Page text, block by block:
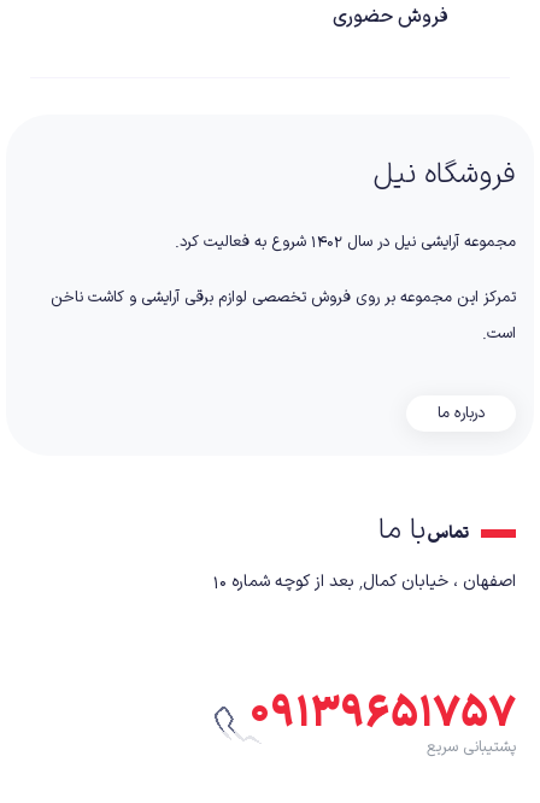
فروش حضوری
فروشگاه نیل
مجموعه آرایشی نیل در سال ۱۴۰۲ شروع به فعالیت کرد.
تمرکز این مجموعه بر روی فروش تخصصی لوازم برقی آرایشی و کاشت ناخن
است.
درباره ما
تماسبا ما
اصفهان ، خیابان کمال٬ بعد از کوچه شماره ۱۰
۰۹۱۳۹۶۵۱۷۵۷
پشتیبانی سریع